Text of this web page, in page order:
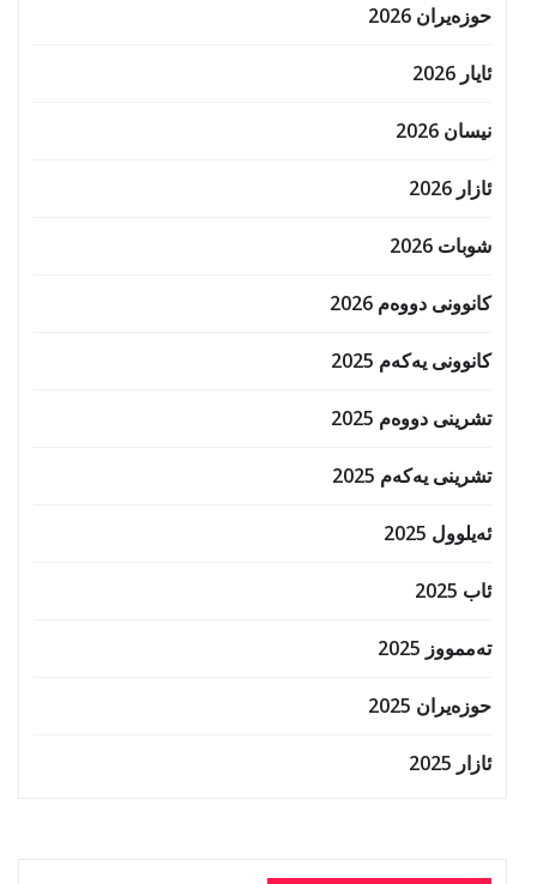
حوزه‌یران 2026
ئایار 2026
نیسان 2026
ئازار 2026
شوبات 2026
کانوونی دووەم 2026
کانوونی یەکەم 2025
تشرینی دووەم 2025
تشرینی یەکەم 2025
ئەیلوول 2025
ئاب 2025
تەممووز 2025
حوزه‌یران 2025
ئازار 2025